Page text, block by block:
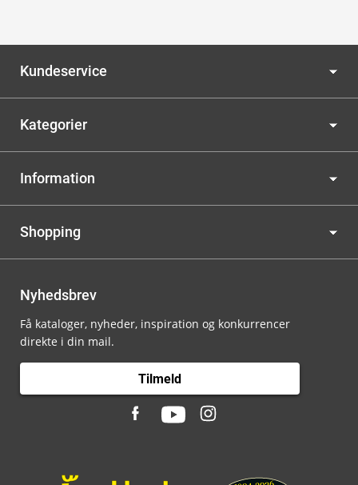
Kundeservice
Kategorier
Information
Shopping
Nyhedsbrev
Få kataloger, nyheder, inspiration og konkurrencer
direkte i din mail.
Tilmeld